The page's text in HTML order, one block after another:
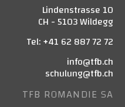
Lindenstrasse 10
CH - 5103 Wildegg
Tel: +41 62 887 72 72
info@tfb.ch
schulung@tfb.ch
TFB ROMANDIE SA